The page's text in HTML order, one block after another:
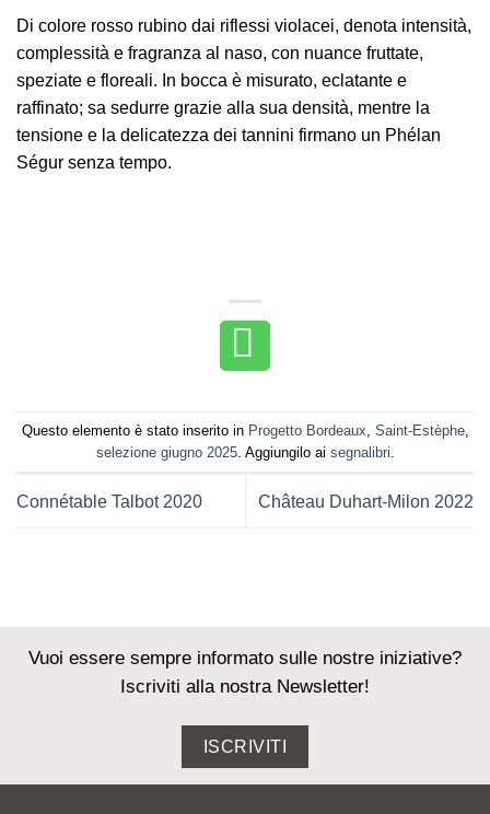
Di colore rosso rubino dai riflessi violacei, denota intensità,
complessità e fragranza al naso, con nuance fruttate,
speziate e floreali. In bocca è misurato, eclatante e
raffinato; sa sedurre grazie alla sua densità, mentre la
tensione e la delicatezza dei tannini firmano un Phélan
Ségur senza tempo.
Questo elemento è stato inserito in Progetto Bordeaux Saint-Estèphe,
selezione giugno 2025. Aggiungilo ai segnalibri
Connétable Talbot 2020 Château Duhart-Milon 2022
Vuoi essere sempre informato sulle nostre iniziative?
Iscriviti alla nostra Newsletter!
ISCRIVITI